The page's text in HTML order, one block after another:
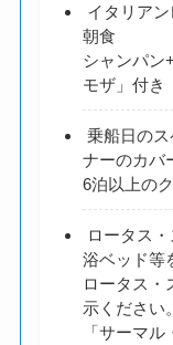
イタリア
朝食
シャンパン
モザ」付き
乗船日の
ナーのカバ
6泊以上の
ロータス
浴ベッド等
ロータス・
示ください。
「サーマ